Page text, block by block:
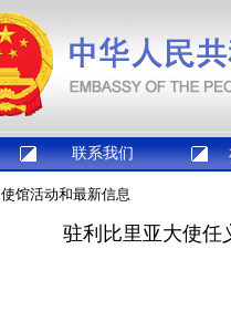
联系我们
使馆活动和最新信息
驻利比里亚大使任